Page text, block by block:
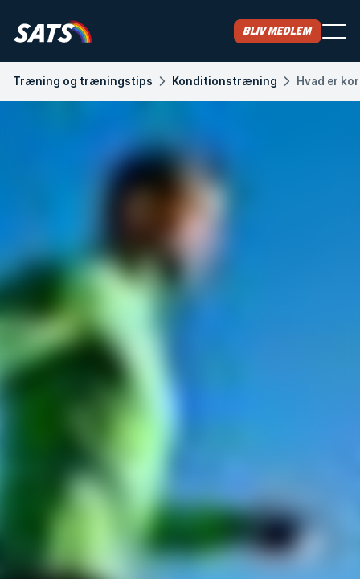
Bliv medlem
Træning og træningstips Konditionstræning Hvad er